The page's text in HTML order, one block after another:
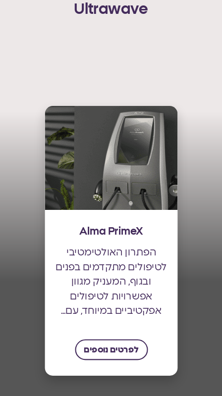
Ultrawave
Alma PrimeX
הפתרון האולטימטיבי
לטיפולים מתקדמים בפנים
ובגוף, המעניק מגוון
אפשרויות לטיפולים
אפקטיביים במיוחד, עם...
לפרטים נוספים